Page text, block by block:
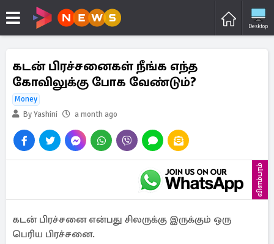
Desktop
கடன் பிரச்சனைகள் நீங்க எந்த
கோவிலுக்கு போக வேண்டும்?
Money
By Yashini
a month ago
விளம்பரம்
கடன் பிரச்சனை என்பது சிலருக்கு இருக்கும் ஒரு
பெரிய பிரச்சனை.